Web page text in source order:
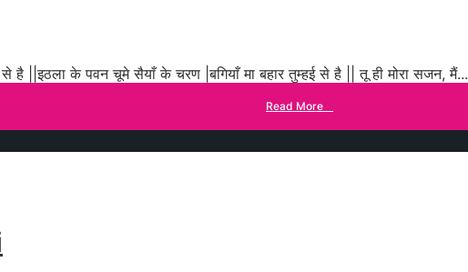
||इठला के पवन चूमे सैयाँ के चरण |बगियाँ मा बहार तुम्हई से है || तू ही मोरा सजन, मैं...
Read More